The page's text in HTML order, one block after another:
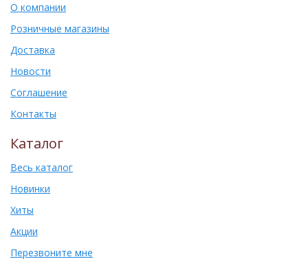
О компании
Розничные магазины
Доставка
Новости
Соглашение
Контакты
Каталог
Весь каталог
Новинки
Хиты
Акции
Перезвоните мне